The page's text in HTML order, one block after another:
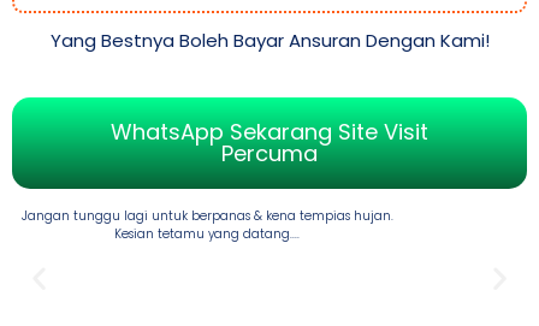
Yang Bestnya Boleh Bayar Ansuran Dengan Kami!
WhatsApp Sekarang Site Visit
Percuma
Jangan tunggu lagi untuk berpanas & kena tempias hujan.
Kesian tetamu yang datang....